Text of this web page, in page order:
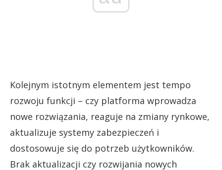
Kolejnym istotnym elementem jest tempo
rozwoju funkcji – czy platforma wprowadza
nowe rozwiązania, reaguje na zmiany rynkowe,
aktualizuje systemy zabezpieczeń i
dostosowuje się do potrzeb użytkowników.
Brak aktualizacji czy rozwijania nowych